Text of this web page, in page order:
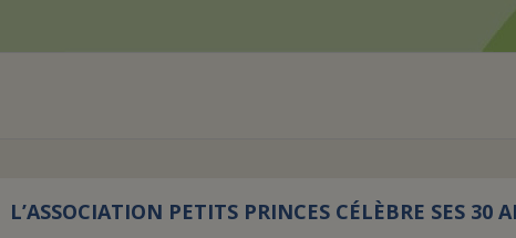
L’ASSOCIATION PETITS PRINCES CÉLÈBRE SES 30